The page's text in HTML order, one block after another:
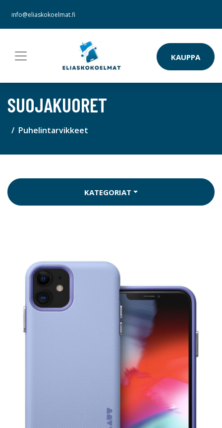
info@eliaskokoelmat.fi
KAUPPA
SUOJAKUORET
Puhelintarvikkeet
KATEGORIAT